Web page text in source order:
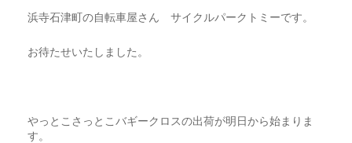
浜寺石津町の自転車屋さん サイクルパークトミーです。
お待たせいたしました。
やっとこさっとこバギークロスの出荷が明日から始まりま
す。